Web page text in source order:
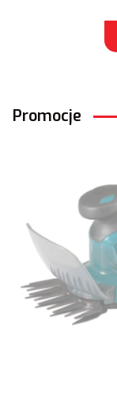
Promocje